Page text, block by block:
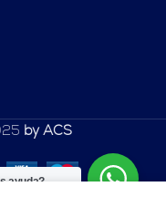
by ACS
ayuda?